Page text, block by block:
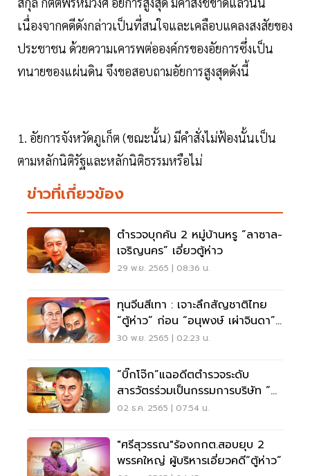
เนื่องจากคดีดังกล่าวเป็นที่สนใจและเคลือบแคลงสงสัยของ
ประชาชน ด้วยความเคารพต่อองค์กรของอัยการซึ่งเป็น
ทนายของแผ่นดิน จึงขอสอบถามอัยการสูงสุดดังนี้
1. อัยการจังหวัดภูเก็ต (ขณะนั้น) มีคำสั่งไม่ฟ้องนั้นเป็น
ตามหลักนิติรัฐและหลักนิติธรรมหรือไม่
ข่าวที่เกี่ยวข้อง
ตำรวจบุกค้น 2 หมู่บ้านหรู “ลาซาล-
เจริญนคร” เอี่ยวตู้ห่าว
29 พ.ย. 2565 | 08:36 น.
ทุนจีนสีเทา : เจาะลึกสัญชาติไทย
“ตู้ห่าว” ก่อน “อนุพงษ์ เผ่าจินดา”
ลงนาม
30 พ.ย. 2565 | 02:23 น.
“บิ๊กโจ๊ก”แฉอดีตตำรวจระดับ
สารวัตรร่วมเป็นกรรมการบริษัท “ตู้
ห่าว”
02 ธ.ค. 2565 | 07:54 น.
"ศรีสุวรรณ"ร้องกกต.สอบยุบ 2
พรรคใหญ่ ผู้บริหารเอี่ยวคดี“ตู้ห่าว”